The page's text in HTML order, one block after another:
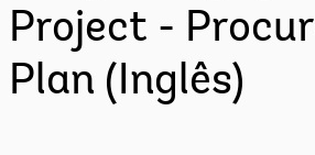
Project -
Plan (Inglês)